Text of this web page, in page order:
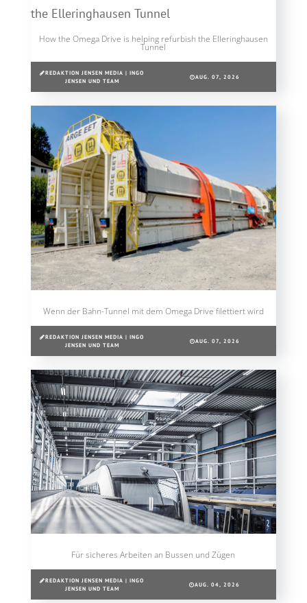
How the Omega Drive is helping refurbish the Elleringhausen
Tunnel
REDAKTION JENSEN MEDIA | INGO
JENSEN UND TEAM
AUG. 07, 2026
Wenn der Bahn-Tunnel mit dem Omega Drive filettiert wird
REDAKTION JENSEN MEDIA | INGO
JENSEN UND TEAM
AUG. 07, 2026
Für sicheres Arbeiten an Bussen und Zügen
REDAKTION JENSEN MEDIA | INGO
JENSEN UND TEAM
AUG. 04, 2026